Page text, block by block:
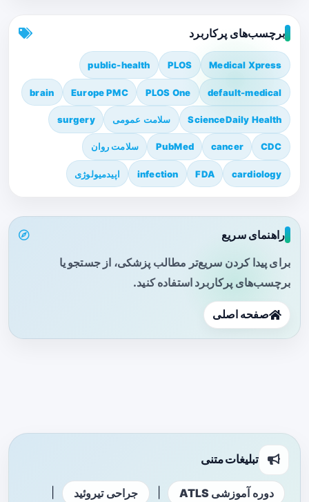
برچسب‌های پرکاربرد
Medical Xpress
PLOS
public-health
default-medical
PLOS One
Europe PMC
brain
ScienceDaily Health سلامت عمومی surgery
CDC
cancer
PubMed سلامت روان
cardiology
FDA
infection اپیدمیولوژی
راهنمای سریع
برای پیدا کردن سریع‌تر مطالب پزشکی، از جستجو یا
برچسب‌های پرکاربرد استفاده کنید.
صفحه اصلی
تبلیغات متنی
دوره آموزشی ATLS جراحی تیروئید